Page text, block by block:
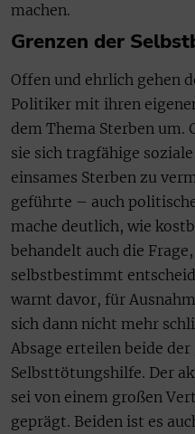
machen.
Grenzen der
Offen und ehrlich gehen
Politiker mit ihren
dem Thema Sterben um.
sie sich tragfähige
einsames Sterben zu
geführte – auch
mache deutlich, wie
behandelt auch die
selbstbestimmt
warnt davor, für
sich dann nicht mehr
Absage erteilen beide
Selbsttötungshilfe. Der
sei von einem großen
geprägt. Beiden ist es